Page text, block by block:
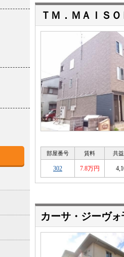
ＴＭ．ＭＡＩＳＯ
部屋番号 賃料 共
302 7.8万円
カーサ・ジーヴォ